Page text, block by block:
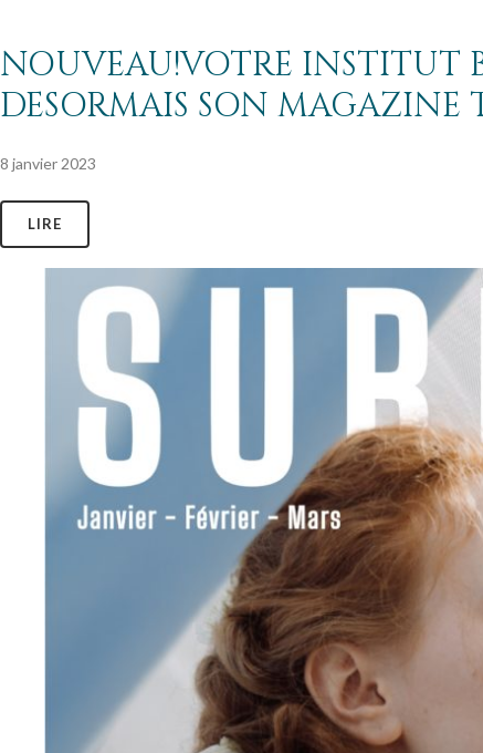
NOUVEAU!VOTRE INSTITUT
DESORMAIS SON MAGAZINE
8 janvier 2023
LIRE